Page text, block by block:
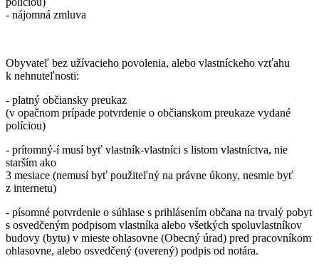
- nájomná zmluva
Obyvateľ bez užívacieho povolenia, alebo vlastníckeho vzťahu
k nehnuteľnosti:
- platný občiansky preukaz
(v opačnom prípade potvrdenie o občianskom preukaze vydané
políciou)
- prítomný-í musí byť vlastník-vlastníci s listom vlastníctva, nie
starším ako
3 mesiace (nemusí byť použiteľný na právne úkony, nesmie byť
z internetu)
- písomné potvrdenie o súhlase s prihlásením občana na trvalý pobyt
s osvedčeným podpisom vlastníka alebo všetkých spoluvlastníkov
budovy (bytu) v mieste ohlasovne (Obecný úrad) pred pracovníkom
ohlasovne, alebo osvedčený (overený) podpis od notára.